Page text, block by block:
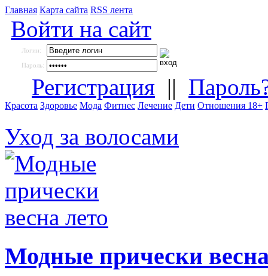
Главная Карта сайта RSS лента
Войти на сайт
Логин:
Пароль:
Регистрация ||
Красота Здоровье Мода Фитнес Лечение Дети Отношения 18+
Уход за волосами
Модные прически